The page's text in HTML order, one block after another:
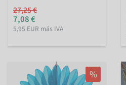
27,25 €
7,08 €
5,95 EUR más IVA
%